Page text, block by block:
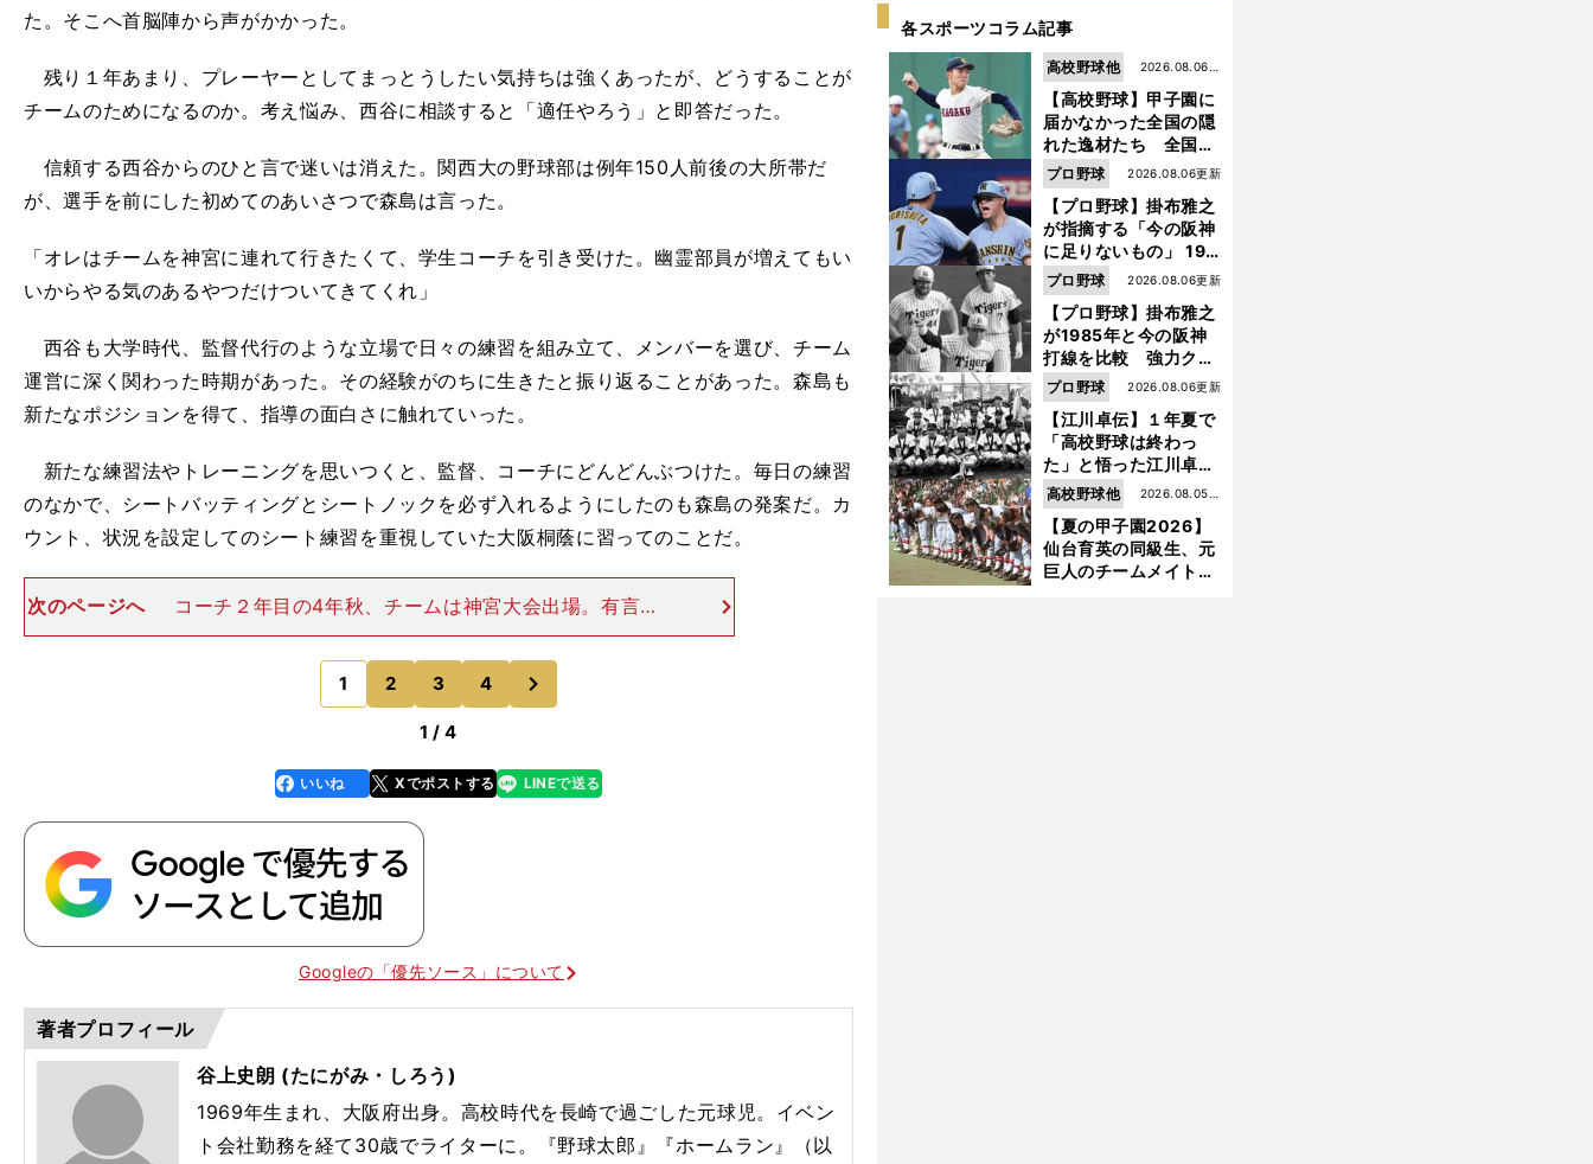
た。そこへ首脳陣から声がかかった。
残り１年あまり、プレーヤーとしてまっとうしたい気持ちは強くあったが、どうすることが
チームのためになるのか。考え悩み、西谷に相談すると「適任やろう」と即答だった。
信頼する西谷からのひと言で迷いは消えた。関西大の野球部は例年150人前後の大所帯だ
が、選手を前にした初めてのあいさつで森島は言った。
「オレはチームを神宮に連れて行きたくて、学生コーチを引き受けた。幽霊部員が増えてもい
いからやる気のあるやつだけついてきてくれ」
西谷も大学時代、監督代行のような立場で日々の練習を組み立て、メンバーを選び、チーム
運営に深く関わった時期があった。その経験がのちに生きたと振り返ることがあった。森島も
新たなポジションを得て、指導の面白さに触れていった。
新たな練習法やトレーニングを思いつくと、監督、コーチにどんどんぶつけた。毎日の練習
のなかで、シートバッティングとシートノックを必ず入れるようにしたのも森島の発案だ。カ
ウント、状況を設定してのシート練習を重視していた大阪桐蔭に習ってのことだ。
次のページへ
コーチ２年目の4年秋、チームは神宮大会出場。有言実
行の形となり、自らの大学生活を締めくくった。指導者としての経験も
積み、西谷の歩みとの重なりも感じながら森島の話を聞いていると、教
員、指導者への道は考え
1 2 3 4
のページへ
1 / 4
faceboo
k
いいね Xでポストする
line LINEで送る
Googleの「優先ソース」について
著者プロフィール
谷上史朗 (たにがみ・しろう)
1969年生まれ、大阪府出身。高校時代を長崎で過ごした元球児。イベン
ト会社勤務を経て30歳でライターに。『野球太郎』『ホームラン』（以
各スポーツコラム記事
【高校野球】甲子園に
届かなかった全国の隠
れた逸材たち 全国を
巡って見つけた"幻の
スター候補"たち
2026.08.06更
新
高校野球他
【プロ野球】掛布雅之
が指摘する「今の阪神
に足りないもの」 198
5年のチームよりもつ
ながりを感じない
2026.08.06更新
プロ野球
【プロ野球】掛布雅之
が1985年と今の阪神
打線を比較 強力クリ
ーンナップと、チーム
の「大きな違い」を語
った
2026.08.06更新
プロ野球
【江川卓伝】１年夏で
「高校野球は終わっ
た」と悟った江川卓の
控え投手は、公式戦わ
ずか16イニングの登板
で大洋から２位指名を
受けた
2026.08.06更新
プロ野球
【夏の甲子園2026】
仙台育英の同級生、元
巨人のチームメイト、
2026.08.05更
高校野球他